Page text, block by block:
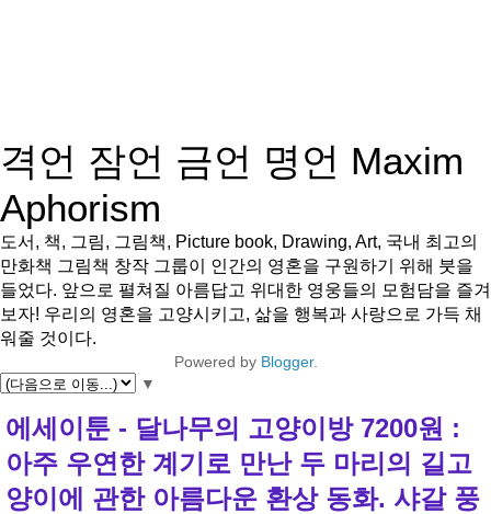
격언 잠언 금언 명언 Maxim
Aphorism
도서, 책, 그림, 그림책, Picture book, Drawing, Art, 국내 최고의
만화책 그림책 창작 그룹이 인간의 영혼을 구원하기 위해 붓을
들었다. 앞으로 펼쳐질 아름답고 위대한 영웅들의 모험담을 즐겨
보자! 우리의 영혼을 고양시키고, 삶을 행복과 사랑으로 가득 채
워줄 것이다.
Powered by Blogger.
▼
에세이툰 - 달나무의 고양이방 7200원 :
아주 우연한 계기로 만난 두 마리의 길고
양이에 관한 아름다운 환상 동화. 샤갈 풍